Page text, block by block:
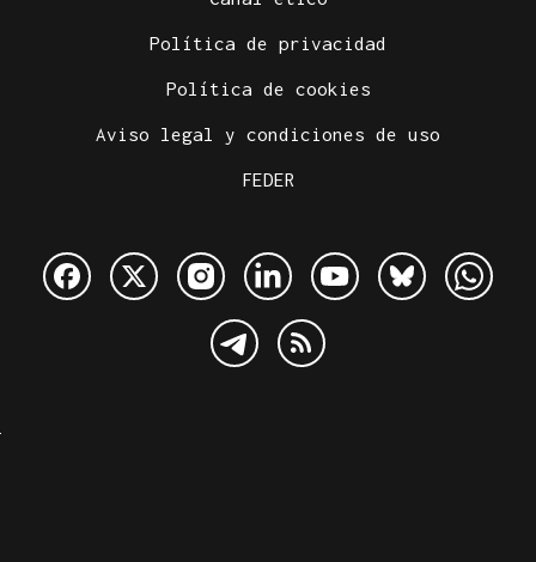
Política de privacidad
Política de cookies
Aviso legal y condiciones de uso
FEDER